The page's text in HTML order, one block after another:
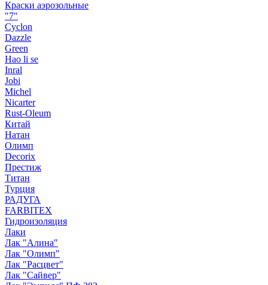
Краски аэрозольные
"7"
Cyclon
Dazzle
Green
Hao li se
Inral
Jobi
Michel
Nicarter
Rust-Oleum
Китай
Натан
Олимп
Decorix
Престиж
Титан
Турция
РАДУГА
FARBITEX
Гидроизоляция
Лаки
Лак "Алина"
Лак "Олимп"
Лак "Расцвет"
Лак "Сайвер"